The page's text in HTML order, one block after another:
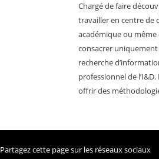
Chargé de faire
travailler en centre de
académique ou
consacrer uniquement
recherche
professionnel de
offrir des
Partagez cette page sur les réseaux sociaux